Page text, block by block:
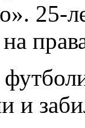
25-
и